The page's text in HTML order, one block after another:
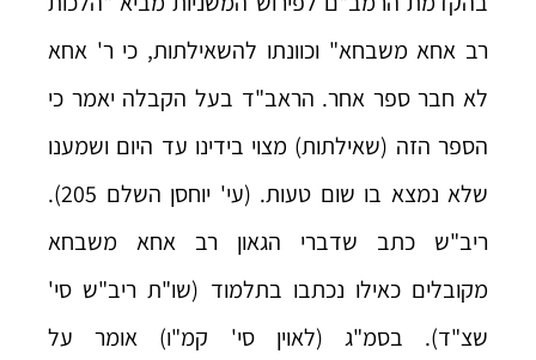
רב אחא משבחא" וכוונתו להשאילתות, כי ר' אחא
לא חבר ספר אחר. הראב"ד בעל הקבלה יאמר כי
הספר הזה (שאילתות) מצוי בידינו עד היום ושמענו
שלא נמצא בו שום טעות. (עי' יוחסן השלם 205).
ריב"ש כתב שדברי הגאון רב אחא משבחא
מקובלים כאילו נכתבו בתלמוד (שו"ת ריב"ש סי'
שצ"ד). בסמ"ג (לאוין סי' קמ"ו) אומר על